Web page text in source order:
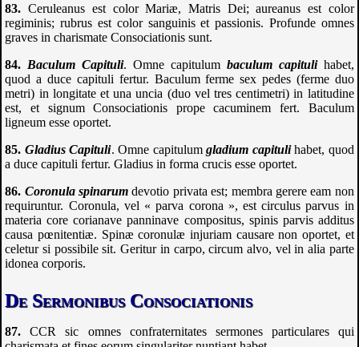
Ceruleanus est color Mariæ, Matris Dei; aureanus est color
regiminis; rubrus est color sanguinis et passionis. Profunde omnes
graves in charismate Consociationis sunt.
Baculum Capituli. Omne capitulum baculum capitulihabet,
quod a duce capituli fertur. Baculum ferme sex pedes (ferme duo
metri) in longitate et una uncia (duo vel tres centimetri) in latitudine
est, et signum Consociationis prope cacuminem fert. Baculum
ligneum esse oportet.
Gladius Capituli. Omne capitulumgladium capitulihabet, quod
a duce capituli fertur. Gladius in forma crucis esse oportet.
Coronula spinarum devotio privata est; membra gerere eam non
requiruntur. Coronula, vel « parva corona », est circulus parvus in
materia core corianave panninave compositus, spinis parvis additus
causa pœnitentiæ. Spinæ coronulæ injuriam causare non oportet, et
celetur si possibile sit. Geritur in carpo, circum alvo, vel in alia parte
idonea corporis.
De Sermonibus Consociationis
CCR
sic omnes confraternitates sermones particulares qui